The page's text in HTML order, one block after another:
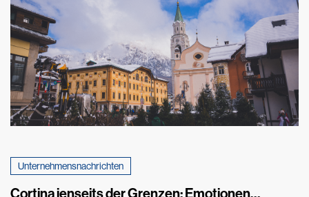
Unternehmensnachrichten
Cortina jenseits der Grenzen: Emotionen